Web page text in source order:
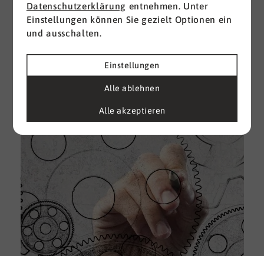
Datenschutzerklärung entnehmen. Unter
Einstellungen können Sie gezielt Optionen ein
und ausschalten.
Einstellungen
Alle ablehnen
Alle akzeptieren